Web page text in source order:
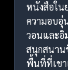
หนังสือใน
ความอบอุ่
วอนและอิ
สนุกสนาน
พื้นที่ที่เขา